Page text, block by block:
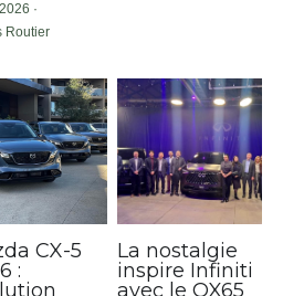
·
Routier
CX-5
:
La nostalgie
inspire Infiniti
avec le QX65